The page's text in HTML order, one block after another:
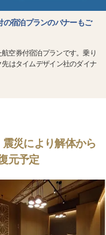
の宿泊プランのバナーもご
空券付宿泊プランです。乗り
はタイムデザイン社のダイナ
災により解体から
元予定